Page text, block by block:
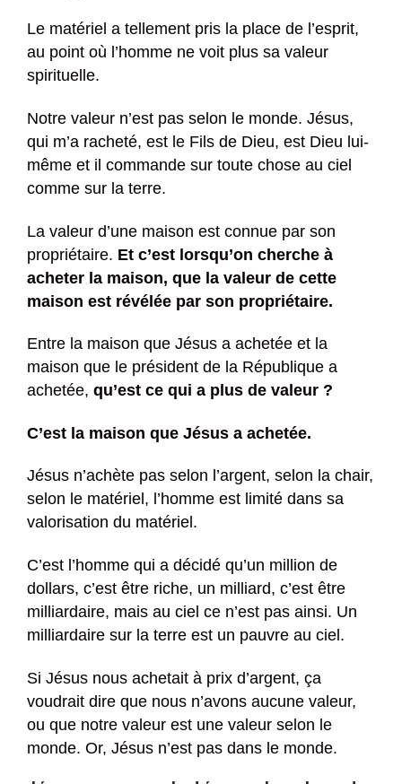
Le matériel a tellement pris la place de l’esprit,
au point où l’homme ne voit plus sa valeur
spirituelle.
Notre valeur n’est pas selon le monde. Jésus,
qui m’a racheté, est le Fils de Dieu, est Dieu lui-
même et il commande sur toute chose au ciel
comme sur la terre.
La valeur d’une maison est connue par son
propriétaire. Et c’est lorsqu’on cherche à
acheter la maison, que la valeur de cette
maison est révélée par son propriétaire.
Entre la maison que Jésus a achetée et la
maison que le président de la République a
achetée, qu’est ce qui a plus de valeur ?
C’est la maison que Jésus a achetée.
Jésus n’achète pas selon l’argent, selon la chair,
selon le matériel, l’homme est limité dans sa
valorisation du matériel.
C’est l’homme qui a décidé qu’un million de
dollars, c’est être riche, un milliard, c’est être
milliardaire, mais au ciel ce n’est pas ainsi. Un
milliardaire sur la terre est un pauvre au ciel.
Si Jésus nous achetait à prix d’argent, ça
voudrait dire que nous n’avons aucune valeur,
ou que notre valeur est une valeur selon le
monde. Or, Jésus n’est pas dans le monde.